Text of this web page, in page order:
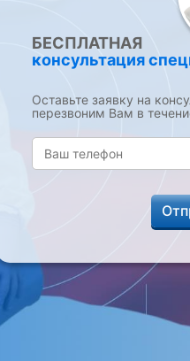
БЕСПЛАТНАЯ
консультация
Оставьте заявку на
перезвоним Вам в